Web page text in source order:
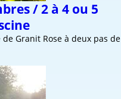
/ 2 à 4 ou 5
Granit Rose à deux pas de